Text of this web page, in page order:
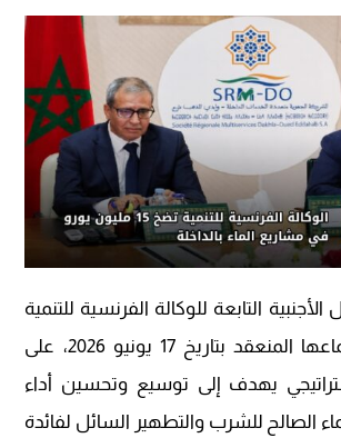
التابعة للوكالة الفرنسية للتنمية
(AFD)، خلال اجتماعها المنعقد بتاريخ 17 يونيو 2026، على
يهدف إلى توسيع وتحسين أداء
الصالح للشرب والتطهير السائل لفائدة